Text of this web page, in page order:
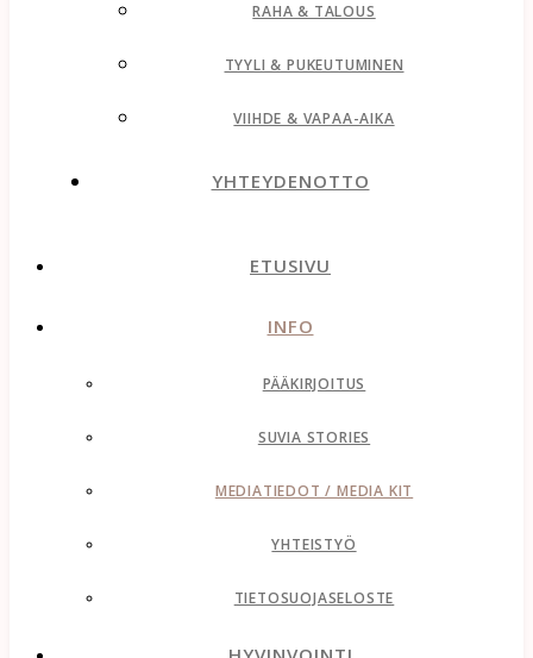
RAHA & TALOUS
TYYLI & PUKEUTUMINEN
VIIHDE & VAPAA-AIKA
YHTEYDENOTTO
ETUSIVU
INFO
PÄÄKIRJOITUS
SUVIA STORIES
MEDIATIEDOT / MEDIA KIT
YHTEISTYÖ
TIETOSUOJASELOSTE